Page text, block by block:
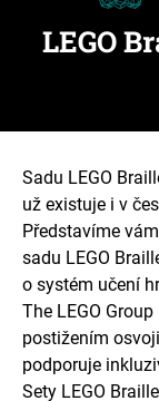
LEGO
Sadu LEGO
už existuje i v
Představíme
sadu LEGO
o systém učení
The LEGO
postižením
podporuje
Sety LEGO